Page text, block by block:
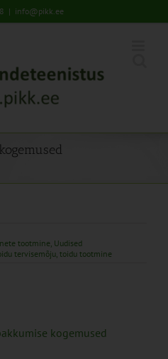
| info@pikk.ee
tootmine, Uudised
tervisemõju, toidu tootmine
kogemused